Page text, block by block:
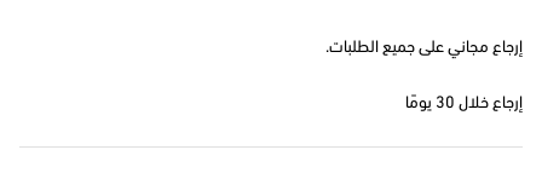
إرجاع مجاني على جميع الطلبات.
إرجاع خلال 30 يومًا